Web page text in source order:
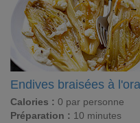
Endives braisées à
Calories : 0 par personne
Préparation : 10 minutes